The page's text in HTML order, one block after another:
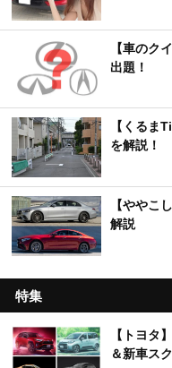
【車のク
出題！
【くるま
を解説！
【ややこ
解説
特集
【トヨタ
＆新車ス